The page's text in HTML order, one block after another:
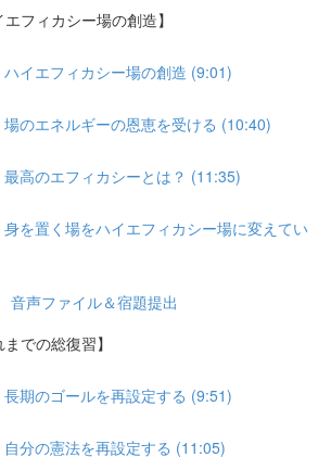
フィカシー場の創造】
イエフィカシー場の創造 (9:01)
のエネルギーの恩恵を受ける (10:40)
高のエフィカシーとは？ (11:35)
を置く場をハイエフィカシー場に変えてい
声ファイル＆宿題提出
での総復習】
期のゴールを再設定する (9:51)
分の憲法を再設定する (11:05)